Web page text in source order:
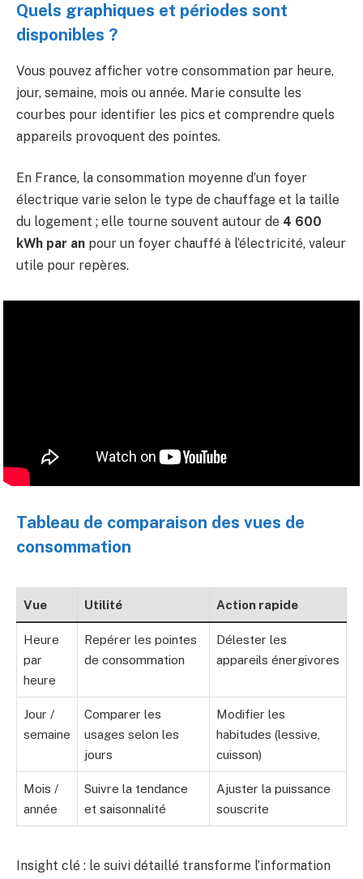
Quels graphiques et périodes sont
disponibles ?
Vous pouvez afficher votre consommation par heure,
jour, semaine, mois ou année. Marie consulte les
courbes pour identifier les pics et comprendre quels
appareils provoquent des pointes.
En France, la consommation moyenne d’un foyer
électrique varie selon le type de chauffage et la taille
du logement ; elle tourne souvent autour de 4 600
kWh par an pour un foyer chauffé à l’électricité, valeur
utile pour repères.
Tableau de comparaison des vues de
consommation
Vue Utilité Action rapide
Heure
par
heure
Repérer les pointes
de consommation
Délester les
appareils énergivores
Jour /
semaine
Comparer les
usages selon les
jours
Modifier les
habitudes (lessive,
cuisson)
Mois /
année
Suivre la tendance
et saisonnalité
Ajuster la puissance
souscrite
Insight clé : le suivi détaillé transforme l’information